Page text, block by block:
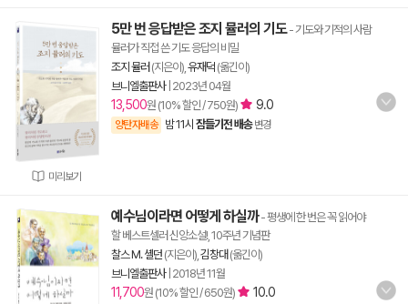
미리보기
5만 번 응답받은 조지 뮬러의 기도- 기도와 기적의 사람
뮬러가 직접 쓴 기도 응답의 비밀
조지 뮬러 (지은이), 유재덕 (옮긴이)
브니엘출판사| 2023년 04월
13,500원 (10% 할인 / 750원) 9.0
양탄자배송 밤 11시 잠들기전 배송 변경
예수님이라면 어떻게 하실까- 평생에 한 번은 꼭 읽어야
할 베스트셀러 신앙소설!, 10주년 기념판
찰스 M. 셸던 (지은이), 김창대 (옮긴이)
브니엘출판사| 2018년 11월
11,700원 (10% 할인 / 650원) 10.0